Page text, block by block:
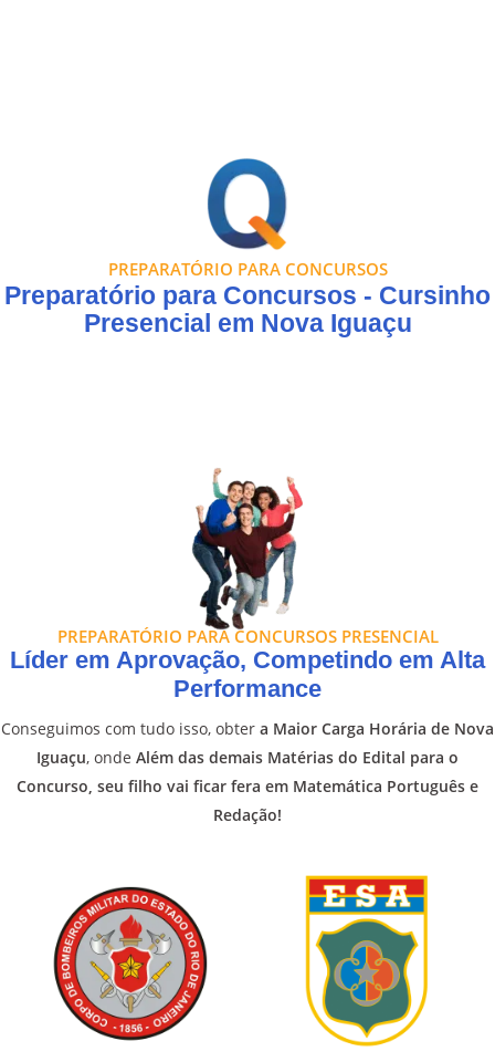
PREPARATÓRIO PARA CONCURSOS
Preparatório para Concursos - Cursinho
Presencial em Nova Iguaçu
PREPARATÓRIO PARA CONCURSOS PRESENCIAL
Líder em Aprovação, Competindo em Alta
Performance
Conseguimos com tudo isso, obter a Maior Carga Horária de Nova
Iguaçu, onde Além das demais Matérias do Edital para o
Concurso, seu filho vai ficar fera em Matemática Português e
Redação!